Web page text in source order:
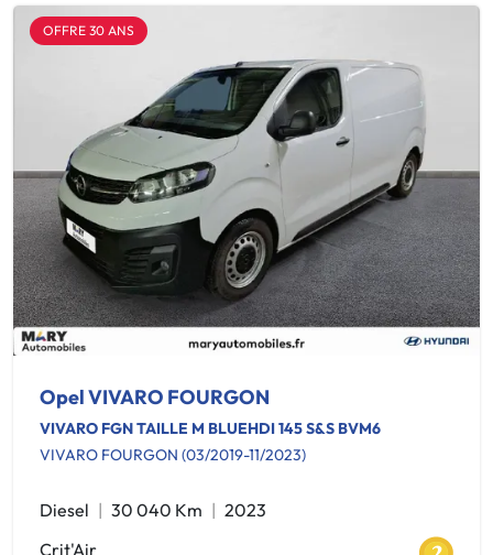
OFFRE 30 ANS
Opel VIVARO FOURGON
VIVARO FGN TAILLE M BLUEHDI 145 S&S BVM6
VIVARO FOURGON (03/2019-11/2023)
Diesel 30 040 Km
2023
Crit'Air